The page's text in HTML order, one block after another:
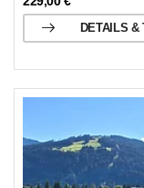
DETAILS &